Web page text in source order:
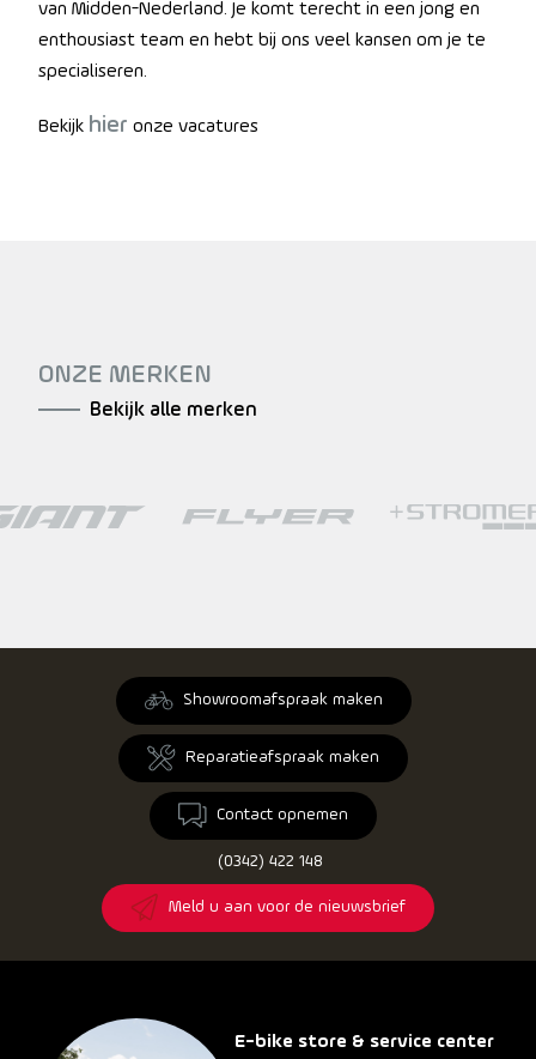
van Midden-Nederland. Je komt terecht in een jong en
enthousiast team en hebt bij ons veel kansen om je te
specialiseren.
Bekijk hier onze vacatures
ONZE MERKEN
Bekijk alle merken
Showroomafspraak maken
Reparatieafspraak maken
Contact opnemen
(0342) 422 148
Meld u aan voor de nieuwsbrief
E-bike store & service center